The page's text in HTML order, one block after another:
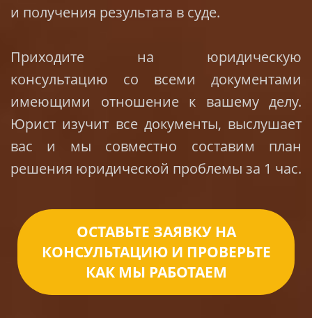
и получения результата в суде.
Приходите на юридическую
консультацию со всеми документами
имеющими отношение к вашему делу.
Юрист изучит все документы, выслушает
вас и мы совместно составим план
решения юридической проблемы за 1 час.
ОСТАВЬТЕ ЗАЯВКУ НА
КОНСУЛЬТАЦИЮ И ПРОВЕРЬТЕ
КАК МЫ РАБОТАЕМ